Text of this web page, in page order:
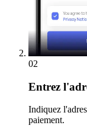
02
Entrez
Indiquez
paiement.